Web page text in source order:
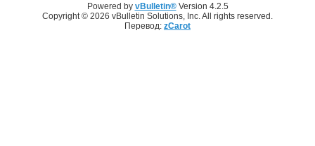
Powered by vBulletin®Version 4.2.5
Copyright © 2026 vBulletin Solutions, Inc. All rights reserved.
Перевод: zCarot